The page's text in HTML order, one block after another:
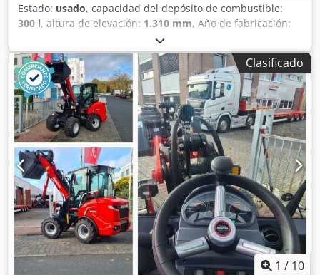
Estado: usado, capacidad del depósito de combustible:
300 l, altura de elevación: 1.310 mm, Año de fabricación:
, horas de funcionamiento:
fabricación: 2021 Peso en vacío: 19.950 kg Capacidad de
carga: 7.717 kg PBV: 27.667 kg Dimensiones (lxanxal): 796 x
274 x 343 cm Ubicación: Ribarroja de Turia (Valencia) Pala
Cargadora JCB 457ZX de segunda mano operativa y en
perfecto estado de funcionamiento. Esta máquina permite
realizar todo tipo de trabajos de movimiento de tierras
tanto para trabajos grandes como en obras pequeñas.
Dodpfx Apsxq Ru Dsyskr La articulación central tiene un
pasador central resistente con un casquillo
sobredimensionado y un cojinete de rodillos cónicos doble
en las juntas de caja inferiores. Esta configuración le
permite tolerar tanto cargas verticales como horizontales
con rigidez y sin desgastarse. Capacidad: 3.500 l Tipología:
Ruedas Enganche: Volvo Hidráulico+Línea Michelín XVA2
23.5 R25 L3 CE
Clasificado
1 / 10